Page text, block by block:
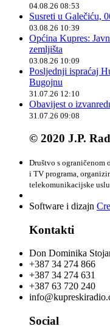
04.08.26 08:53
Susreti u Galečiću,
03.08.26 10:39
Općina Kupres:
zemljišta
03.08.26 10:09
Posljednji ispraćaj
Bugojnu
31.07.26 12:10
Obavijest o
31.07.26 09:08
© 2020 J.P.
Društvo s ograničenom
i TV programa,
telekomunikacijske
Software i dizajn
Kontakti
Don Dominika
+387 34 274 866
+387 34 274 631
+387 63 720 240
Social